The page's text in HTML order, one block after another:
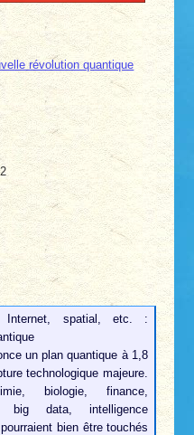
révolution quantique
Internet, spatial, etc. :
un plan quantique à 1,8
technologique majeure.
biologie, finance,
big data, intelligence
bien être touchés